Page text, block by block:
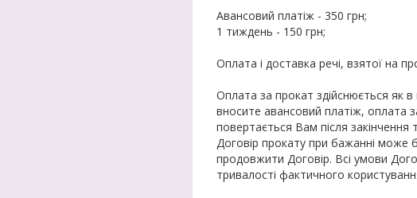
Авансовий платіж - 350 грн;
1 тиждень - 150 грн;
Оплата і доставка речі, взятої на
Оплата за прокат здійснюється як в
вносите авансовий платіж, оплата
повертається Вам після
Договір прокату при бажанні може
продовжити Договір. Всі умови
тривалості фактичного